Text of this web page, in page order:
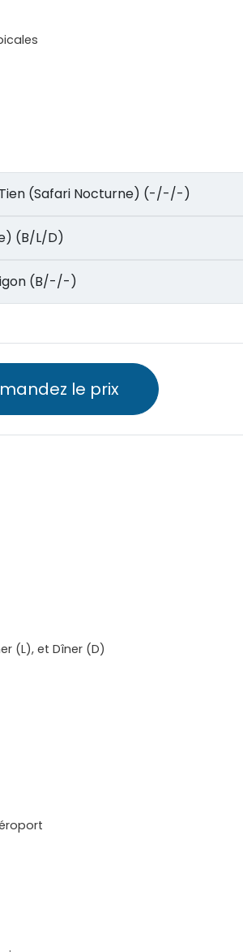
Tien (Safari Nocturne) (-/-/-)
(B/L/D)
(B/-/-)
le prix
(L), et Dîner (D)